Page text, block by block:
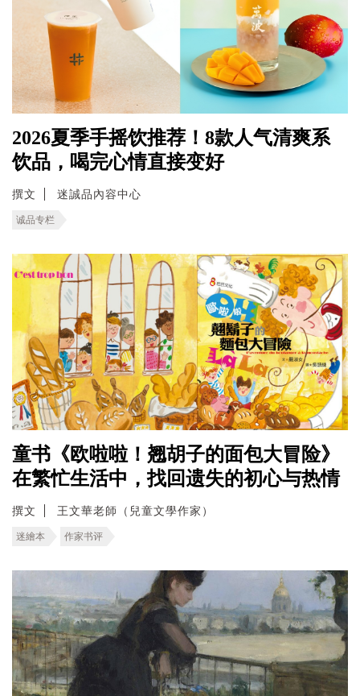
2026夏季手摇饮推荐！8款人气清爽系
饮品，喝完心情直接变好
撰文 迷誠品內容中心
诚品专栏
童书《欧啦啦！翘胡子的面包大冒险》
在繁忙生活中，找回遗失的初心与热情
撰文 王文華老師（兒童文學作家）
迷繪本 作家书评